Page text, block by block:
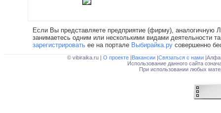
Если Вы представляете предприятие (фирму), аналогичную
занимаетесь одним или несколькими видами деятельности
зарегистрировать ее на портале Выбирайка.ру совершенно
© vibiraika.ru | О проекте |Вакансии |Связаться с нами
Использование данного сайта
При использовании любых